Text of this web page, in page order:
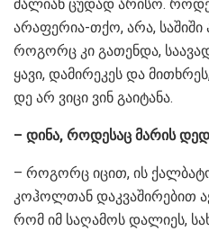
ძა­ლი­ან ცუ­დად არი­სო.
არა­ფე­რია-თქო, არა,
რო­გორც კი გა­თენ­და,
ყა­ვი, და­მი­რე­კეს და
დე არ ვიცი ვინ გა­ი­ტა­ნა.
– დინა, რო­დე­საც მა­რის
– რო­გორც იცით, ის
კოჰოლ­თან დაკ­ვა­ში­რე­ბით
რომ იმ სა­ღა­მოს და­ლი­ეს,